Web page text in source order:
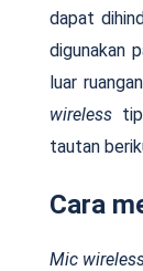
dapat
digunakan
luar
wireless
tautan
Cara
Mic